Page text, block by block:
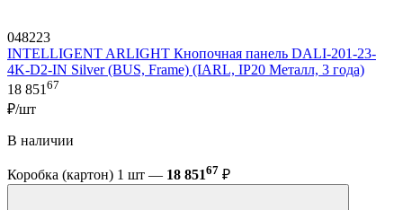
048223
INTELLIGENT ARLIGHT Кнопочная панель DALI-201-23-
4K-D2-IN Silver (BUS, Frame) (IARL, IP20 Металл, 3 года)
18 85167
₽/шт
В наличии
Коробка (картон) 1 шт — 18 85167 ₽